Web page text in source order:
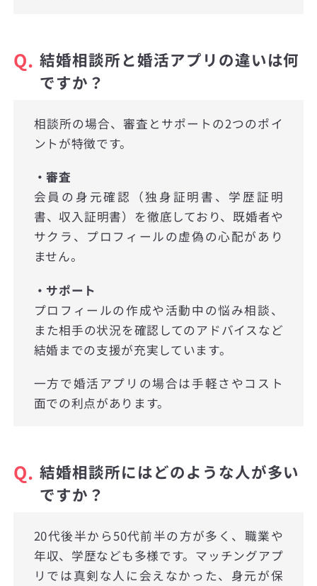
Q. 結婚相談所と婚活アプリの違いは何
ですか？
相談所の場合、審査とサポートの2つのポイ
ントが特徴です。
・審査
会員の身元確認（独身証明書、学歴証明
書、収入証明書）を徹底しており、既婚者や
サクラ、プロフィールの虚偽の心配があり
ません。
・サポート
プロフィールの作成や活動中の悩み相談、
また相手の状況を確認してのアドバイスなど
結婚までの支援が充実しています。
一方で婚活アプリの場合は手軽さやコスト
面での利点があります。
Q. 結婚相談所にはどのような人が多い
ですか？
20代後半から50代前半の方が多く、職業や
年収、学歴なども多様です。マッチングアプ
リでは真剣な人に会えなかった、身元が保